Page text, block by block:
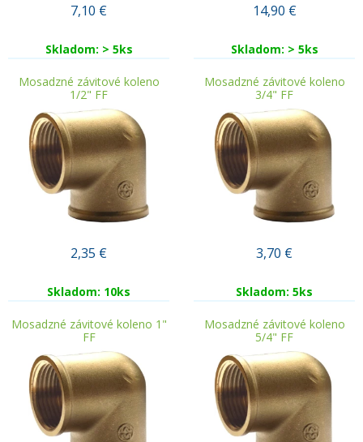
7,10 €
Skladom: > 5ks
14,90 €
Skladom: > 5ks
Mosadzné závitové koleno
1/2" FF
2,35 €
Skladom: 10ks
Mosadzné závitové koleno
3/4" FF
3,70 €
Skladom: 5ks
Mosadzné závitové koleno 1"
FF
Mosadzné závitové koleno
5/4" FF